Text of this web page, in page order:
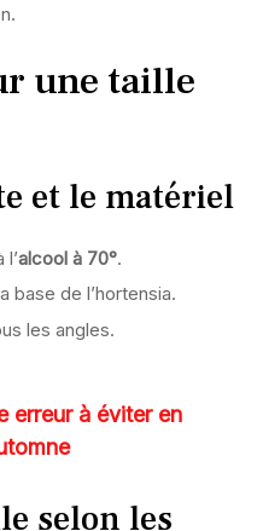
une taille
et le matériel
alcool à 70°.
base de l’hortensia.
les angles.
erreur à éviter en
selon les